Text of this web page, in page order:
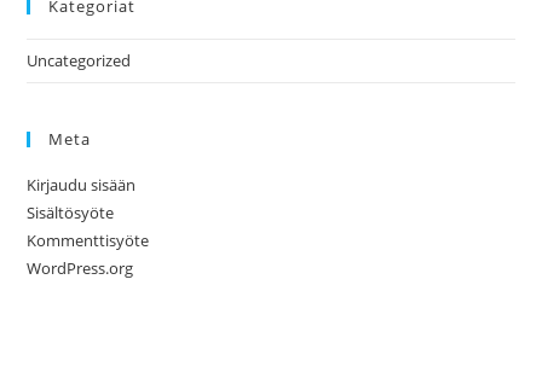
Kategoriat
Uncategorized
Meta
Kirjaudu sisään
Sisältösyöte
Kommenttisyöte
WordPress.org